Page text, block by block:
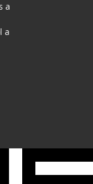
a
a